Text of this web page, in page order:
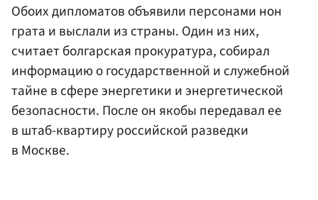
Обоих дипломатов объявили персонами нон
грата и выслали из страны. Один из них,
считает болгарская прокуратура, собирал
информацию о государственной и служебной
тайне в сфере энергетики и энергетической
безопасности. После он якобы передавал ее
в штаб-квартиру российской разведки
в Москве.